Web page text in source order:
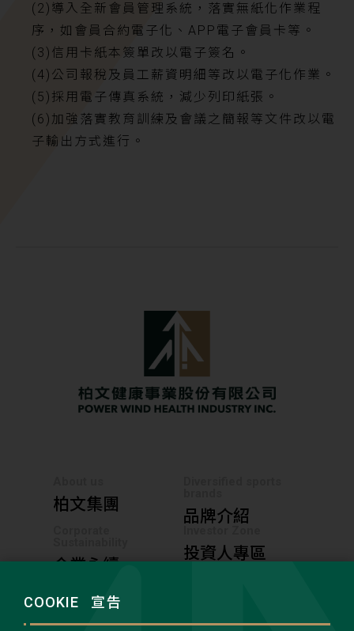
(2)導入全新會員管理系統，落實無紙化作業程
序，如會員合約電子化、APP電子會員卡等。
(3)信用卡紙本簽單改以電子簽名。
(4)公司報稅及員工薪資明細等改以電子化作業。
(5)採用電子傳真系統，減少列印紙張。
(6)加強落實教育訓練及會議之簡報等文件改以電
子輸出方式進行。
柏文集團
品牌介紹
企業永續
投資人專區
最新動態
COOKIE 宣告